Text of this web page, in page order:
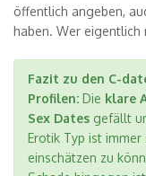
öffentlich angeben,
haben. Wer eigentlich
Fazit zu den C-
Profilen: Die klare
Sex Dates gefällt
Erotik Typ ist
einschätzen zu